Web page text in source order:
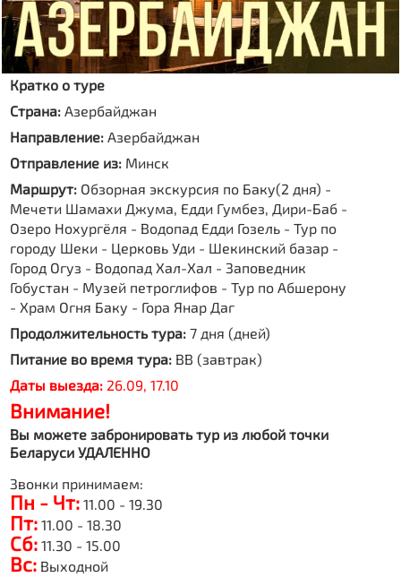
Кратко о туре
Страна:Азербайджан
Направление:Азербайджан
Отправление из: Минск
Маршрут: Обзорная экскурсия по Баку(2 дня) -
Мечети Шамахи Джума, Едди Гумбез, Дири-Баб -
Озеро Нохургёля - Водопад Едди Гозель - Тур по
городу Шеки - Церковь Уди - Шекинский базар -
Город Огуз - Водопад Хал-Хал - Заповедник
Гобустан - Музей петроглифов - Тур по Абшерону
- Храм Огня Баку - Гора Янар Даг
Продолжительность тура:7 дня (дней)
Питание во время тура: BB (завтрак)
Даты выезда: 26.09, 17.10
Внимание!
Вы можете забронировать тур из любой точки
Беларуси УДАЛЕННО
Звонки принимаем:
Пн - Чт: 11.00 - 19.30
Пт: 11.00 - 18.30
Сб: 11.30 - 15.00
Вс: Выходной